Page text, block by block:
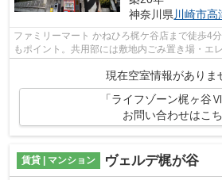
神奈川県 川崎市高
ファミリーマート かねひろ梶ケ谷店まで徒歩4
もポイント。共用部には敷地内ごみ置き場・エ
す。初期費用はカードで決済いただけ...
現在空室情報がありま
「ライフゾーン梶ヶ谷
お問い合わせはこ
賃貸 | マンション ヴェルデ梶が谷